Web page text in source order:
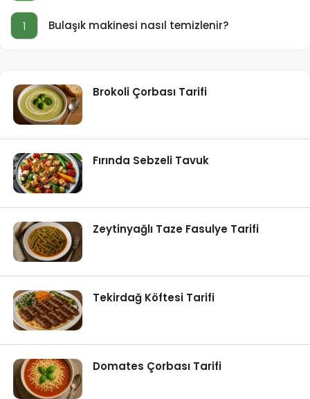
1 Bulaşık makinesi nasıl temizlenir?
Brokoli Çorbası Tarifi
Fırında Sebzeli Tavuk
Zeytinyağlı Taze Fasulye Tarifi
Tekirdağ Köftesi Tarifi
Domates Çorbası Tarifi